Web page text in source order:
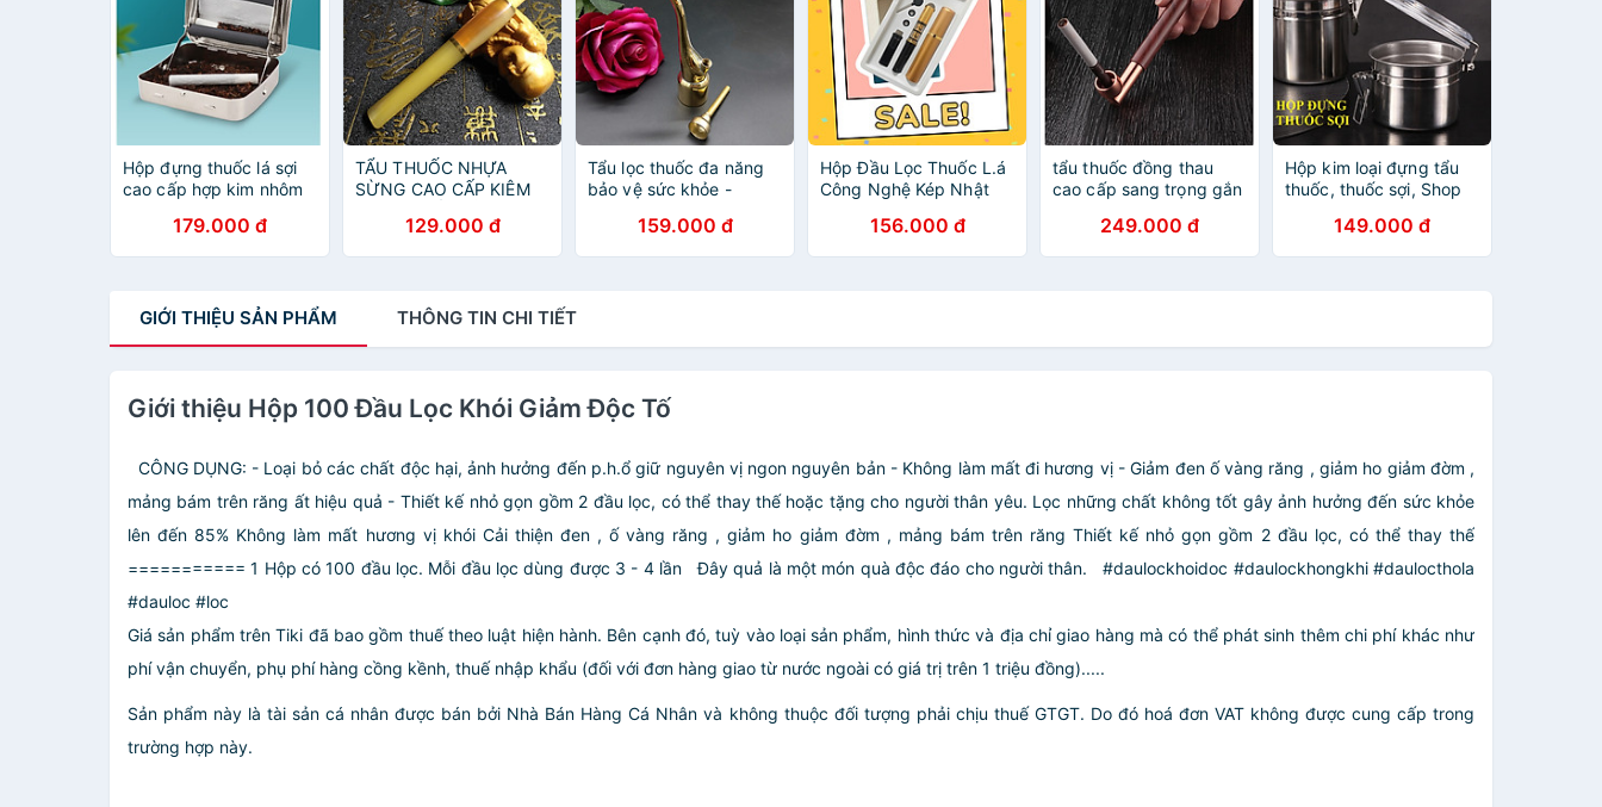
Hộp đựng thuốc lá sợi
cao cấp hợp kim nhôm
179.000 đ
TẨU THUỐC NHỰA
SỪNG CAO CẤP KIÊM
SỨC KHỎE129.000 đ
Tẩu lọc thuốc đa năng
bảo vệ sức khỏe -
159.000 đ
Hộp Đầu Lọc Thuốc L.á
Công Nghệ Kép Nhật
Dùng Chung Cho Tất Cả
Size Lớn & Vừa & Nhỏ.
156.000 đ
tẩu thuốc đồng thau
cao cấp sang trọng gắn
249.000 đ
Hộp kim loại đựng tẩu
thuốc, thuốc sợi, Shop
149.000 đ
GIỚI THIỆU SẢN PHẨM THÔNG TIN CHI TIẾT
Giới thiệu Hộp 100 Đầu Lọc Khói Giảm Độc Tố
CÔNG DỤNG: - Loại bỏ các chất độc hại, ảnh hưởng đến p.h.ổ giữ nguyên vị ngon nguyên bản - Không làm mất đi hương vị - Giảm đen ố vàng răng , giảm ho giảm đờm ,
mảng bám trên răng ất hiệu quả - Thiết kế nhỏ gọn gồm 2 đầu lọc, có thể thay thế hoặc tặng cho người thân yêu. ️Lọc những chất không tốt gây ảnh hưởng đến sức khỏe
lên đến 85% ️Không làm mất hương vị khói ️Cải thiện đen , ố vàng răng , giảm ho giảm đờm , mảng bám trên răng ️Thiết kế nhỏ gọn gồm 2 đầu lọc, có thể thay thế
=========== 1 Hộp có 100 đầu lọc. Mỗi đầu lọc dùng được 3 - 4 lần Đây quả là một món quà độc đáo cho người thân.
#daulockhoidoc #daulockhongkhi #daulocthola
#dauloc #loc
Giá sản phẩm trên Tiki đã bao gồm thuế theo luật hiện hành. Bên cạnh đó, tuỳ vào loại sản phẩm, hình thức và địa chỉ giao hàng mà có thể phát sinh thêm chi phí khác như
phí vận chuyển, phụ phí hàng cồng kềnh, thuế nhập khẩu (đối với đơn hàng giao từ nước ngoài có giá trị trên 1 triệu đồng).....
Sản phẩm này là tài sản cá nhân được bán bởi Nhà Bán Hàng Cá Nhân và không thuộc đối tượng phải chịu thuế GTGT. Do đó hoá đơn VAT không được cung cấp trong
trường hợp này.